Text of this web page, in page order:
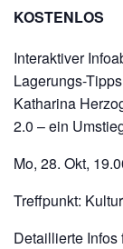
KOSTENLOS
Interaktiver
Lagerungs-
Katharina
2.0 – ein
Mo, 28. Okt,
Treffpunkt:
Detaillierte Infos